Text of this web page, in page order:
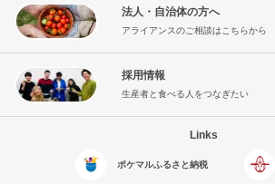
法人・自治体の方へ
アライアンスのご相談はこちらから
採用情報
生産者と食べる人をつなぎたい
Links
ポケマルふるさと納税